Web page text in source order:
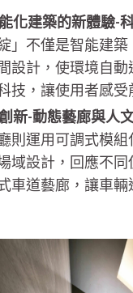
化建築的新體驗-
綻」不僅是智能建
設計，使環境自
技，讓使用者感受
新-動態藝廊與人
則運用可調式模
域設計，回應不
車道藝廊，讓車